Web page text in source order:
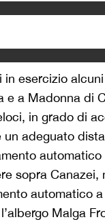
in esercizio
e a Madonna di
in grado di
adeguato
sopra Canazei,
automatico
Malga